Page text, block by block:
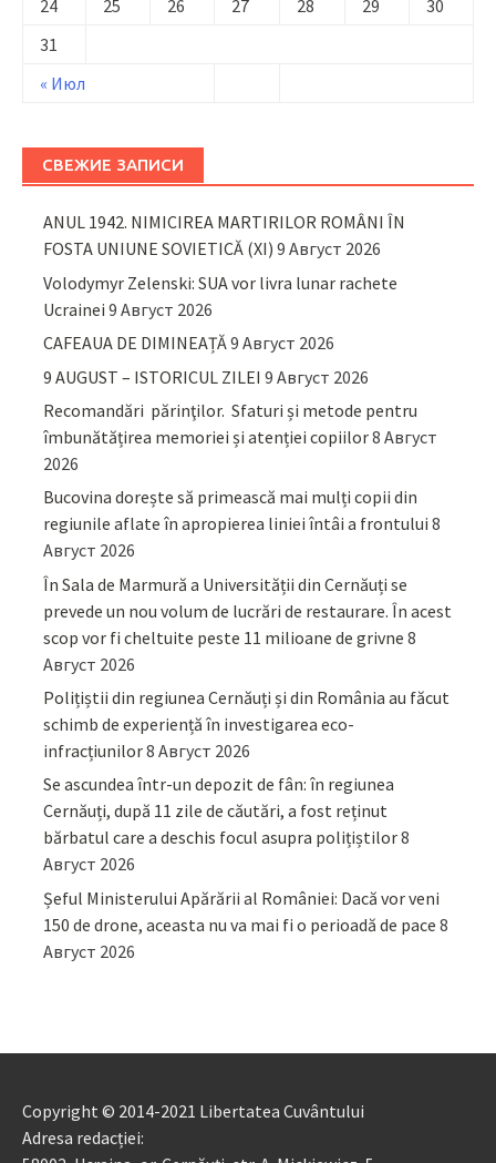
« Июл
24
25 26 27 28 29
30
31
СВЕЖИЕ ЗАПИСИ
ANUL 1942. NIMICIREA MARTIRILOR ROMÂNI ÎN
FOSTA UNIUNE SOVIETICĂ (XI) 9 Август 2026
Volodymyr Zelenski: SUA vor livra lunar rachete
Ucrainei 9 Август 2026
CAFEAUA DE DIMINEAȚĂ9 Август 2026
9 AUGUST – ISTORICUL ZILEI 9 Август 2026
Recomandări părinţilor. Sfaturi și metode pentru
îmbunătățirea memoriei și atenției copiilor8 Август
2026
Bucovina dorește să primească mai mulți copii din
regiunile aflate în apropierea liniei întâi a frontului 8
Август 2026
În Sala de Marmură a Universității din Cernăuți se
prevede un nou volum de lucrări de restaurare. În acest
scop vor fi cheltuite peste 11 milioane de grivne 8
Август 2026
Polițiștii din regiunea Cernăuți și din România au făcut
schimb de experiență în investigarea eco-
infracțiunilor8 Август 2026
Se ascundea într-un depozit de fân: în regiunea
Cernăuți, după 11 zile de căutări, a fost reținut
bărbatul care a deschis focul asupra polițiștilor8
Август 2026
Șeful Ministerului Apărării al României: Dacă vor veni
150 de drone, aceasta nu va mai fi o perioadă de pace 8
Август 2026
Copyright © 2014-2021 Libertatea Cuvântului
Adresa redacției: